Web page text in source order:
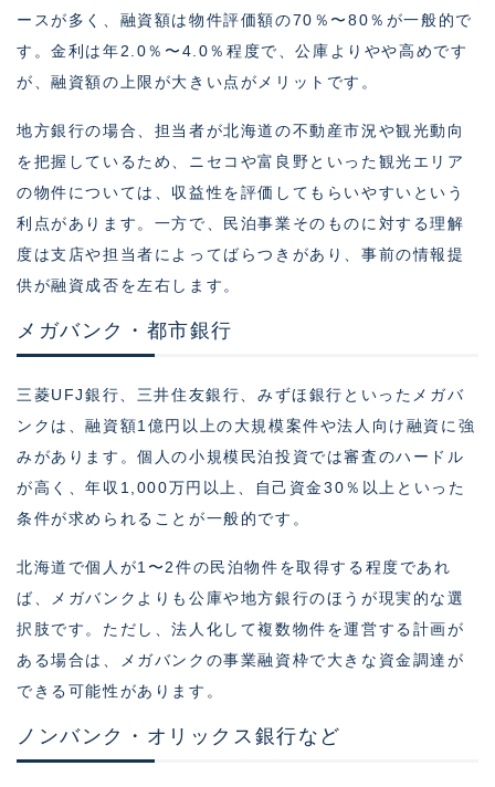
ースが多く、融資額は物件評価額の70％〜80％が一般的で
す。金利は年2.0％〜4.0％程度で、公庫よりやや高めです
が、融資額の上限が大きい点がメリットです。
地方銀行の場合、担当者が北海道の不動産市況や観光動向
を把握しているため、ニセコや富良野といった観光エリア
の物件については、収益性を評価してもらいやすいという
利点があります。一方で、民泊事業そのものに対する理解
度は支店や担当者によってばらつきがあり、事前の情報提
供が融資成否を左右します。
メガバンク・都市銀行
三菱UFJ銀行、三井住友銀行、みずほ銀行といったメガバ
ンクは、融資額1億円以上の大規模案件や法人向け融資に強
みがあります。個人の小規模民泊投資では審査のハードル
が高く、年収1,000万円以上、自己資金30％以上といった
条件が求められることが一般的です。
北海道で個人が1〜2件の民泊物件を取得する程度であれ
ば、メガバンクよりも公庫や地方銀行のほうが現実的な選
択肢です。ただし、法人化して複数物件を運営する計画が
ある場合は、メガバンクの事業融資枠で大きな資金調達が
できる可能性があります。
ノンバンク・オリックス銀行など